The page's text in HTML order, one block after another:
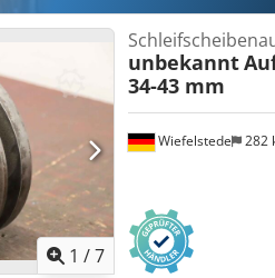
1 /7
Wiefelstede 282
unbekannt
34-43 mm